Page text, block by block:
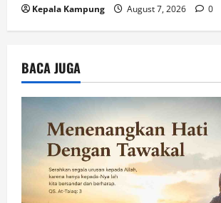
Kepala Kampung August 7, 2026 0
BACA JUGA